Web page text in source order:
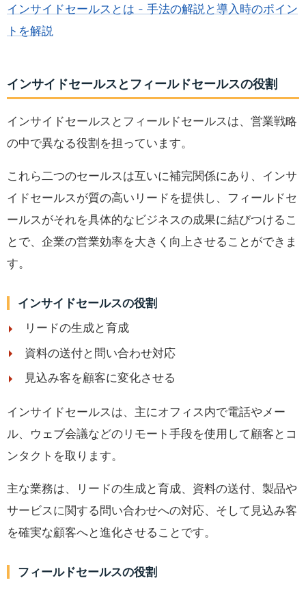
インサイドセールスとは - 手法の解説と導入時のポイン
トを解説
インサイドセールスとフィールドセールスの役割
インサイドセールスとフィールドセールスは、営業戦略
の中で異なる役割を担っています。
これら二つのセールスは互いに補完関係にあり、インサ
イドセールスが質の高いリードを提供し、フィールドセ
ールスがそれを具体的なビジネスの成果に結びつけるこ
とで、企業の営業効率を大きく向上させることができま
す。
インサイドセールスの役割
リードの生成と育成
資料の送付と問い合わせ対応
見込み客を顧客に変化させる
インサイドセールスは、主にオフィス内で電話やメー
ル、ウェブ会議などのリモート手段を使用して顧客とコ
ンタクトを取ります。
主な業務は、リードの生成と育成、資料の送付、製品や
サービスに関する問い合わせへの対応、そして見込み客
を確実な顧客へと進化させることです。
フィールドセールスの役割